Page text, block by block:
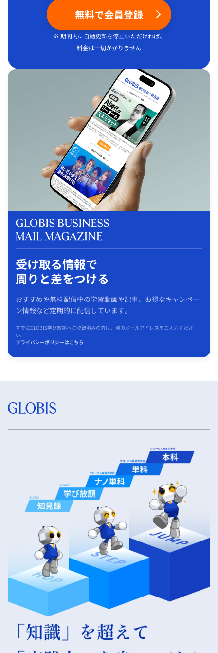
無料で会員登録
※ 期間内に自動更新を停止いただければ、
料金は一切かかりません
受け取る情報で
周りと差をつける
おすすめや無料配信中の学習動画や記事、お得なキャンペー
ン情報など定期的に配信しています。
すでにGLOBIS学び放題へご登録済みの方は、別のメールアドレスをご入力くださ
い。
プライバシーポリシーはこちら